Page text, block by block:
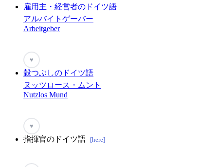
雇用主・経営者のドイツ語
アルバイトゲーバー
Arbeitgeber
♥
穀つぶしのドイツ語
ヌッツロース・ムント
Nutzlos Mund
♥
指揮官のドイツ語 [here]